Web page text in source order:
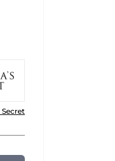
Secret